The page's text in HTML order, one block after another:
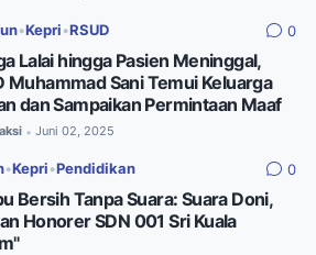
•Kepri •RSUD 0
Lalai hingga Pasien Meninggal,
Muhammad Sani Temui Keluarga
dan Sampaikan Permintaan Maaf
• Juni 02, 2025
•Kepri •Pendidikan 0
Bersih Tanpa Suara: Suara Doni,
Honorer SDN 001 Sri Kuala